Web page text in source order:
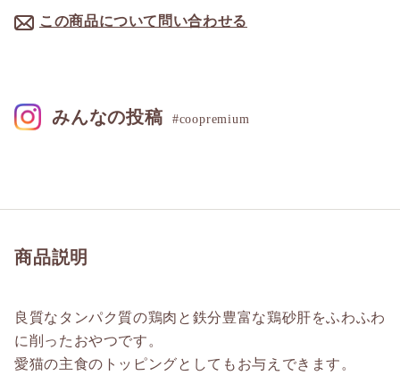
この商品について問い合わせる
商品説明
良質なタンパク質の鶏肉と鉄分豊富な鶏砂肝をふわふわ
に削ったおやつです。
愛猫の主食のトッピングとしてもお与えできます。
みんなの投稿 #coopremium